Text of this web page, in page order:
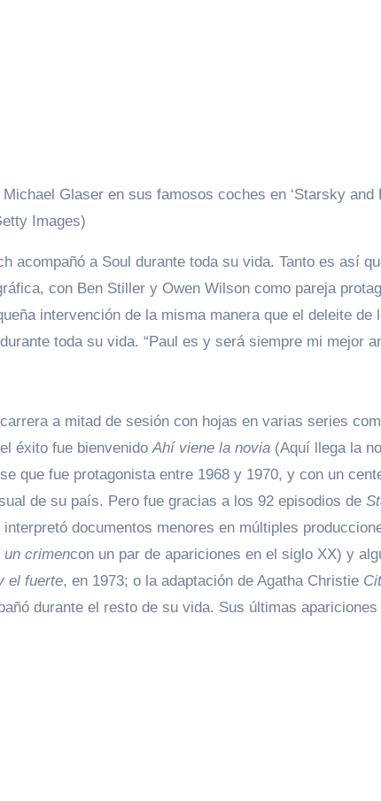
Glaser en sus famosos coches en ‘Starsky and
Images)
acompañó a Soul durante toda su vida. Tanto es así
con Ben Stiller y Owen Wilson como pareja
intervención de la misma manera que el deleite
toda su vida. “Paul es y será siempre mi mejor
a mitad de sesión con hojas en varias series
éxito fue bienvenidoAhí viene la novia (Aquí llega la
que fue protagonista entre 1968 y 1970, y con un
de su país. Pero fue gracias a los 92 episodios de
documentos menores en múltiples
crimencon un par de apariciones en el siglo XX) y
el fuerte, en 1973; o la adaptación de Agatha Christie
durante el resto de su vida. Sus últimas